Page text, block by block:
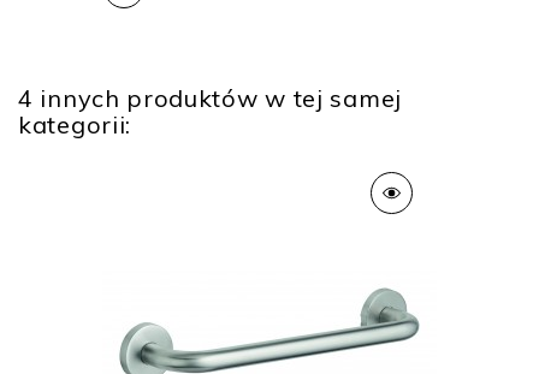
4 innych produktów w tej samej
kategorii: